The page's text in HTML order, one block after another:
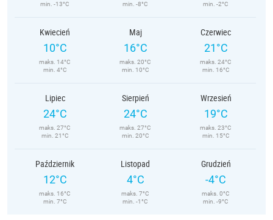
min. -13°C
min. -8°C
min. -2°C
Kwiecień
10°C
maks. 14°C
min. 4°C
Maj
16°C
maks. 20°C
min. 10°C
Czerwiec
21°C
maks. 24°C
min. 16°C
Lipiec
24°C
maks. 27°C
min. 21°C
Sierpień
24°C
maks. 27°C
min. 20°C
Wrzesień
19°C
maks. 23°C
min. 15°C
Październik
12°C
maks. 16°C
min. 7°C
Listopad
4°C
maks. 7°C
min. -1°C
Grudzień
-4°C
maks. 0°C
min. -9°C